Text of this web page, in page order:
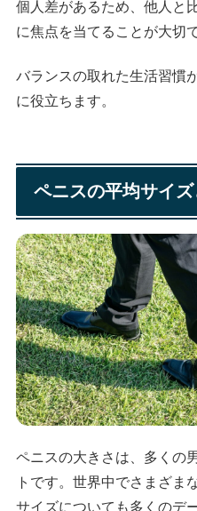
個人差があるため、他人と
に焦点を当てることが大切
バランスの取れた生活習慣
に役立ちます。
ペニスの平均サイ
ペニスの大きさは、多くの
トです。世界中でさまざま
サイズについても多くのデ